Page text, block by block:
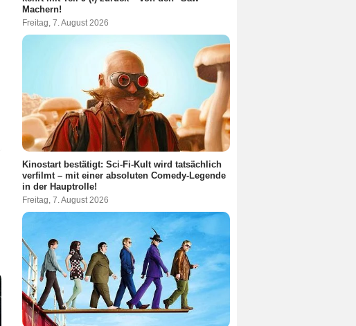
Machern!
Freitag, 7. August 2026
Kinostart bestätigt: Sci-Fi-Kult wird tatsächlich
verfilmt – mit einer absoluten Comedy-Legende
in der Hauptrolle!
Freitag, 7. August 2026